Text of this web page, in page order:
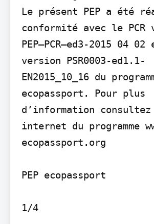
Le présent PEP a été
conformité avec le PCR
PEP–PCR–ed3-2015 04
version PSR0003-ed1.1-
EN2015_10_16 du
ecopassport. Pour plus
d’information
internet du programme
ecopassport.org
PEP ecopassport
1/4